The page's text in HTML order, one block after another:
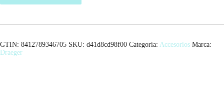
GTIN: 8412789346705 SKU: d41d8cd98f00 Categoría: Accesorios Marca:
Draeger